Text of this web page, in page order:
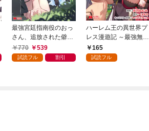
最強宮廷指南役のおっ
さん、追放された僻地
で無双する～幻となっ
た種族の美少女たちを
770 539
試読フル 割引
ハーレム王の異世界プ
レス漫遊記 ～最強無双
のおじさんはあらゆる
種族を嫁にする～（コ
165
試読フル